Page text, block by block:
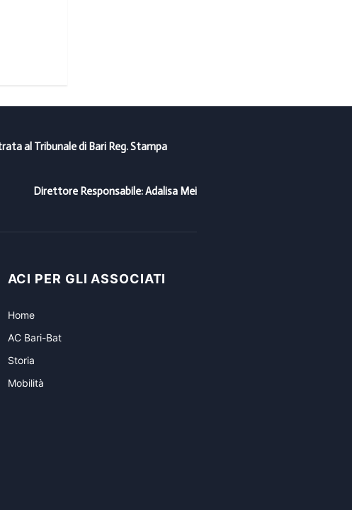
al Tribunale di Bari Reg. Stampa
Direttore Responsabile: Adalisa Mei
ACI PER GLI ASSOCIATI
Home
AC Bari-Bat
Storia
Mobilità